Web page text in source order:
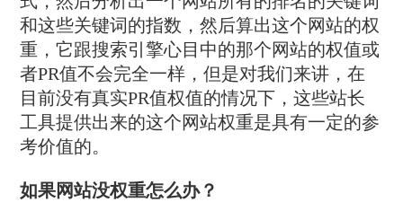
和这些关键词的指数，然后算出这个网站的权
重，它跟搜索引擎心目中的那个网站的权值或
者PR值不会完全一样，但是对我们来讲，在
目前没有真实PR值权值的情况下，这些站长
工具提供出来的这个网站权重是具有一定的参
考价值的。
如果网站没权重怎么办？